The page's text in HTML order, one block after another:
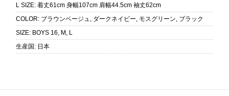
L SIZE: 着丈61cm 身幅107cm 肩幅44.5cm 袖丈62cm
COLOR: ブラウンベージュ, ダークネイビー, モスグリーン, ブラック
SIZE: BOYS 16, M, L
生産国 : 日本